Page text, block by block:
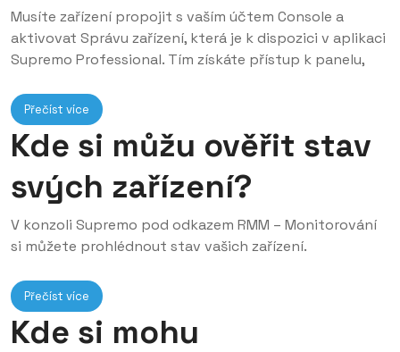
Musíte zařízení propojit s vaším účtem Console a
aktivovat Správu zařízení, která je k dispozici v aplikaci
Supremo Professional. Tím získáte přístup k panelu,
Přečíst více
Kde si můžu ověřit stav
svých zařízení?
V konzoli Supremo pod odkazem RMM – Monitorování
si můžete prohlédnout stav vašich zařízení.
Přečíst více
Kde si mohu